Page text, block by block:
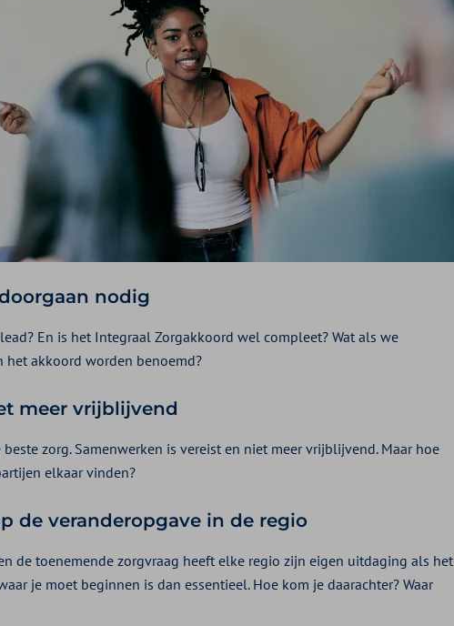
nodig
En is het Integraal Zorgakkoord wel compleet? Wat als we
akkoord worden benoemd?
meer vrijblijvend
zorg. Samenwerken is vereist en niet meer vrijblijvend. Maar hoe
elkaar vinden?
de veranderopgave in de regio
de toenemende zorgvraag heeft elke regio zijn eigen uitdaging als het
je moet beginnen is dan essentieel. Hoe kom je daarachter? Waar